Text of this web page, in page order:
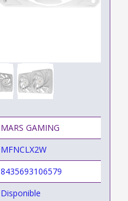
MARS GAMING
MFNCLX2W
8435693106579
Disponible